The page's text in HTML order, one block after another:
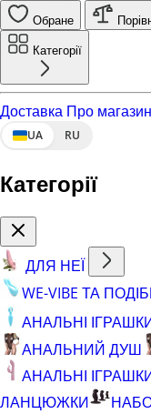
Обране
Категорії
Доставка Про магазин
UA RU
Категорії
ДЛЯ НЕЇ
WE-VIBE ТА
АНАЛЬНІ
АНАЛЬНИЙ ДУШ
АНАЛЬНІ
ЛАНЦЮЖКИ